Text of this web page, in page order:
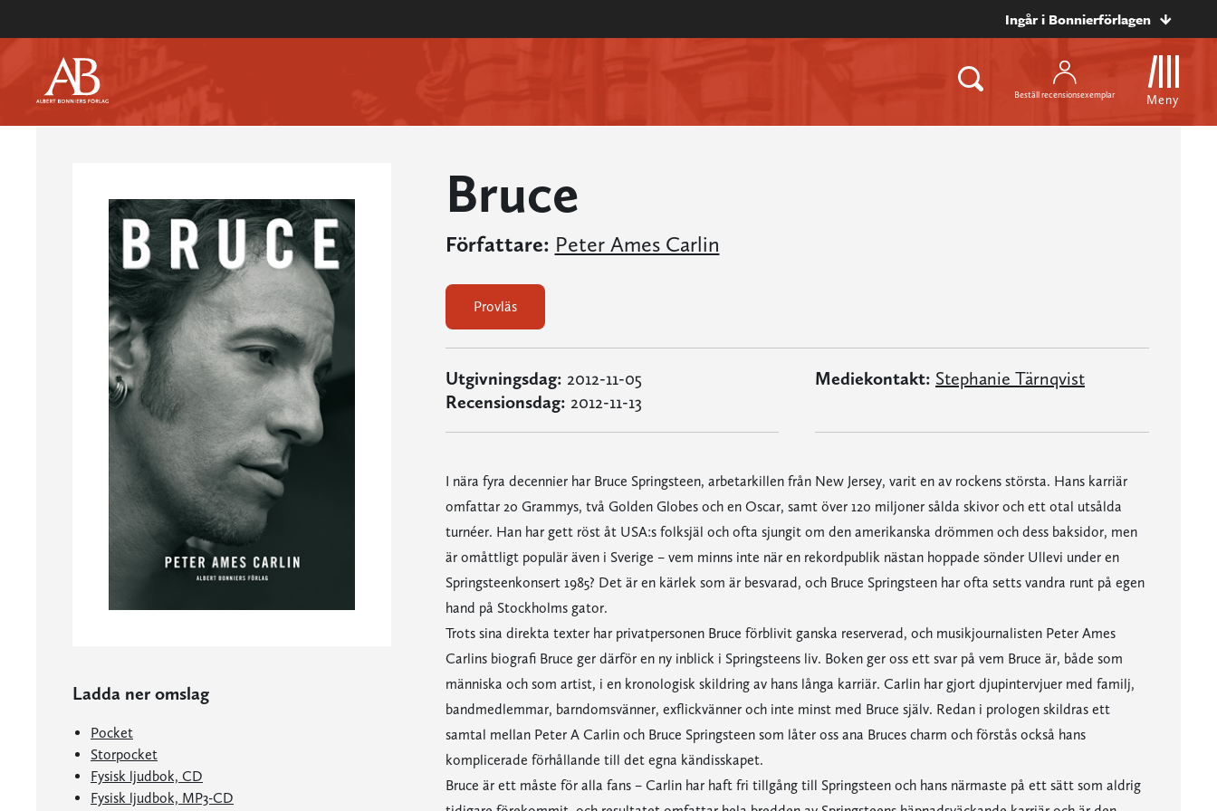
Ingår i Bonnierförlagen
Beställ recensionsexemplar Meny
Ladda ner omslag
Pocket
Storpocket
Fysisk ljudbok, CD
Fysisk ljudbok, MP3-CD
Bruce
Författare: Peter Ames Carlin
Provläs
Utgivningsdag: 2012-11-05
Recensionsdag: 2012-11-13
Mediekontakt: Stephanie Tärnqvist
I nära fyra decennier har Bruce Springsteen, arbetarkillen från New Jersey, varit en av rockens största. Hans karriär
omfattar 20 Grammys, två Golden Globes och en Oscar, samt över 120 miljoner sålda skivor och ett otal utsålda
turnéer. Han har gett röst åt USA:s folksjäl och ofta sjungit om den amerikanska drömmen och dess baksidor, men
är omåttligt populär även i Sverige – vem minns inte när en rekordpublik nästan hoppade sönder Ullevi under en
Springsteenkonsert 1985? Det är en kärlek som är besvarad, och Bruce Springsteen har ofta setts vandra runt på egen
hand på Stockholms gator.
Trots sina direkta texter har privatpersonen Bruce förblivit ganska reserverad, och musikjournalisten Peter Ames
Carlins biografi Bruce ger därför en ny inblick i Springsteens liv. Boken ger oss ett svar på vem Bruce är, både som
människa och som artist, i en kronologisk skildring av hans långa karriär. Carlin har gjort djupintervjuer med familj,
bandmedlemmar, barndomsvänner, exflickvänner och inte minst med Bruce själv. Redan i prologen skildras ett
samtal mellan Peter A Carlin och Bruce Springsteen som låter oss ana Bruces charm och förstås också hans
komplicerade förhållande till det egna kändisskapet.
Bruce är ett måste för alla fans – Carlin har haft fri tillgång till Springsteen och hans närmaste på ett sätt som aldrig